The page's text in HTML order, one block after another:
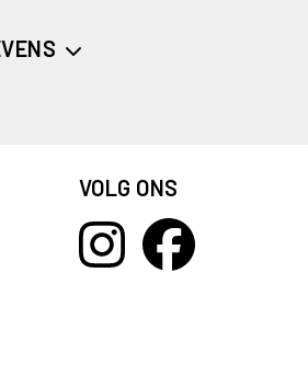
VOLG ONS